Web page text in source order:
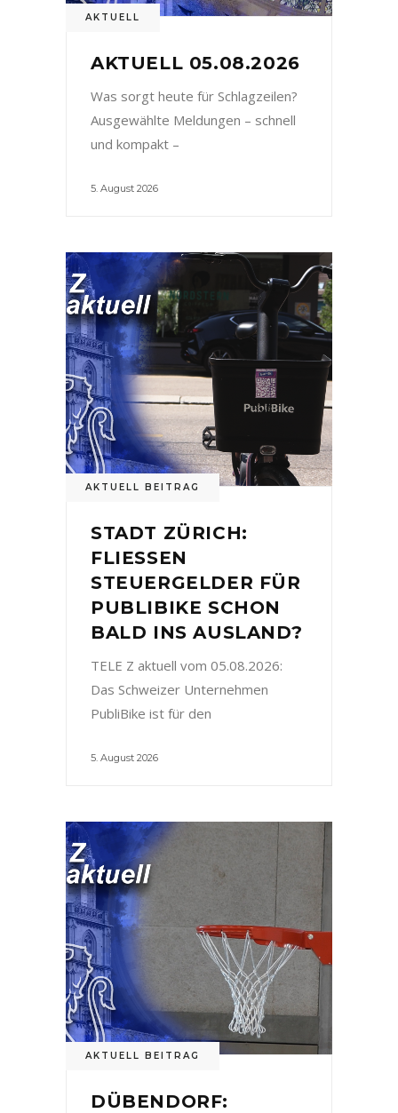
AKTUELL
AKTUELL 05.08.2026
Was sorgt heute für Schlagzeilen?
Ausgewählte Meldungen – schnell
und kompakt –
5. August 2026
AKTUELL BEITRAG
STADT ZÜRICH:
FLIESSEN
STEUERGELDER FÜR
PUBLIBIKE SCHON
BALD INS AUSLAND?
TELE Z aktuell vom 05.08.2026:
Das Schweizer Unternehmen
PubliBike ist für den
5. August 2026
AKTUELL BEITRAG
DÜBENDORF: